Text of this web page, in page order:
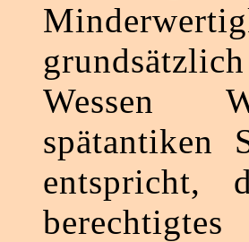
Wessen
spätantiken
entspricht,
berechtigtes